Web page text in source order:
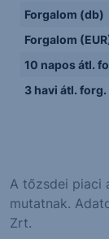
Forgalom (db)
Forgalom
10 napos átl.
3 havi átl. forg.
A tőzsdei piaci
mutatnak.
Zrt.